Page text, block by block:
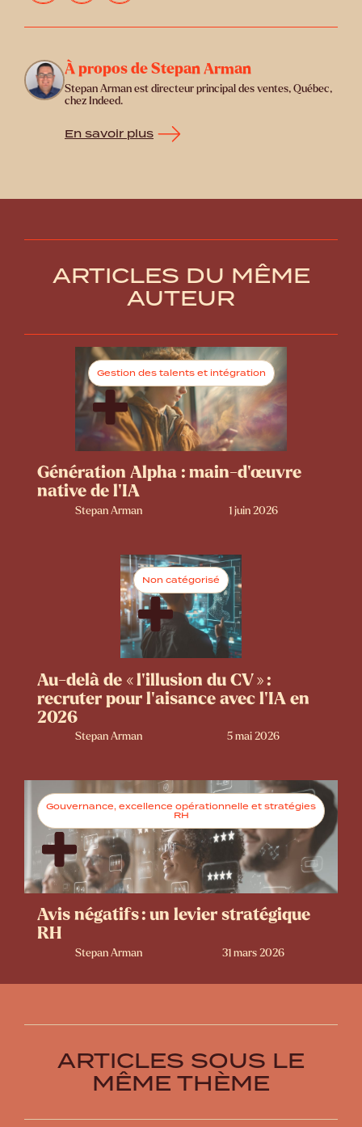
À propos de Stepan Arman
Stepan Arman est directeur principal des ventes, Québec,
chez Indeed.
En savoir plus
ARTICLES DU MÊME
AUTEUR
Gestion des talents et intégration
Génération Alpha : main-d’œuvre
native de l’IA
Stepan Arman 1 juin 2026
Non catégorisé
Au-delà de « l’illusion du CV » :
recruter pour l’aisance avec l’IA en
2026
Stepan Arman 5 mai 2026
Gouvernance, excellence opérationnelle et stratégies
RH
Avis négatifs : un levier stratégique
RH
Stepan Arman 31 mars 2026
ARTICLES SOUS LE
MÊME THÈME